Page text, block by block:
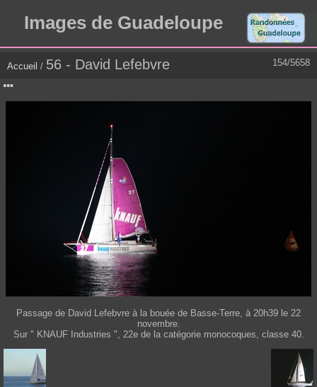
Images de Guadeloupe
154/5658
Accueil / 56 - David Lefebvre
Passage de David Lefebvre à la bouée de Basse-Terre, à 20h39 le 22
novembre.
Sur " KNAUF Industries ", 22e de la catégorie monocoques, classe 40.